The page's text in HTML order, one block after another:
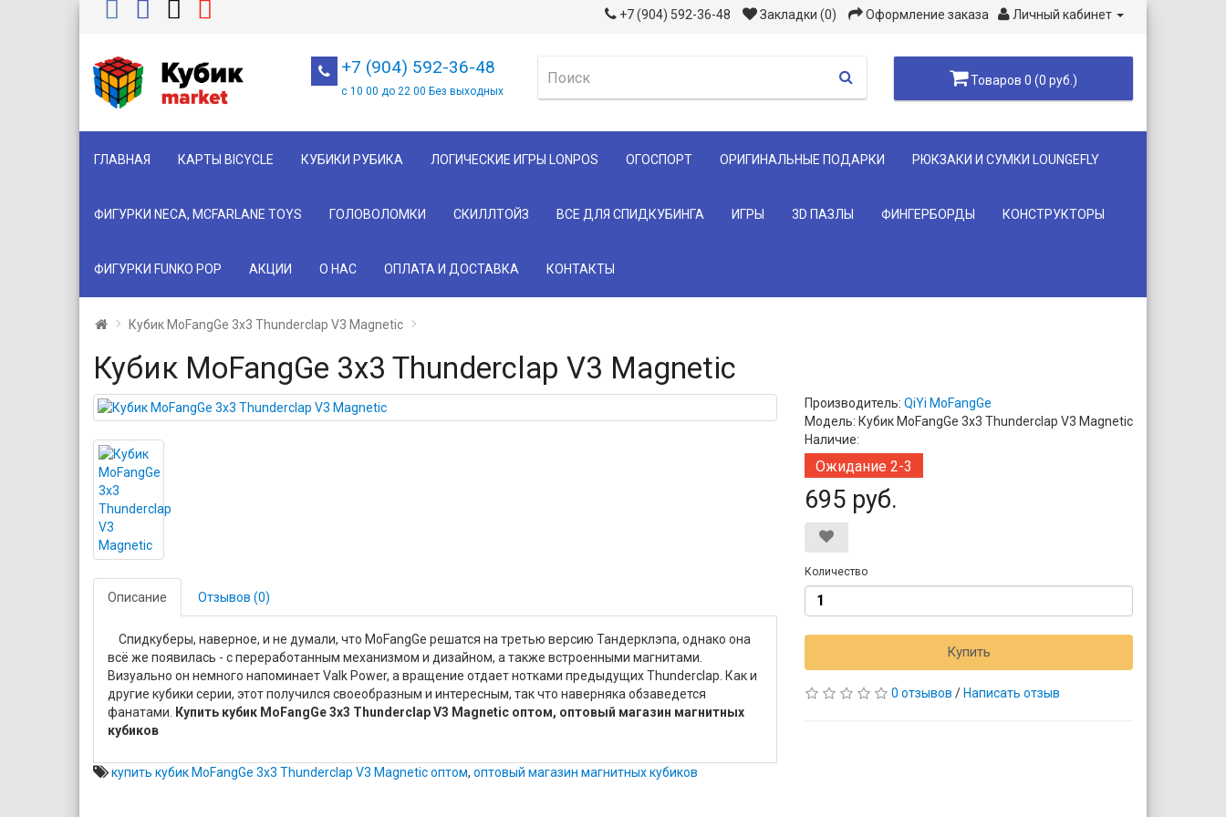
+7 (904) 592-36-48 Закладки (0) Оформление заказа Личный кабинет
+7 (904) 592-36-48
с 10 00 до 22 00 Без выходных
Товаров 0 (0 руб.)
ГЛАВНАЯ КАРТЫ BICYCLE КУБИКИ РУБИКА ЛОГИЧЕСКИЕ ИГРЫ LONPOS ОГОСПОРТ ОРИГИНАЛЬНЫЕ ПОДАРКИ РЮКЗАКИ И СУМКИ LOUNGEFLY
ФИГУРКИ NECA, MCFARLANE TOYS ГОЛОВОЛОМКИ СКИЛЛТОЙЗ ВСЕ ДЛЯ СПИДКУБИНГА ИГРЫ 3D ПАЗЛЫ ФИНГЕРБОРДЫ КОНСТРУКТОРЫ
ФИГУРКИ FUNKO POP АКЦИИ О НАС ОПЛАТА И ДОСТАВКА КОНТАКТЫ
Кубик MoFangGe 3x3 Thunderclap V3 Magnetic
Кубик MoFangGe 3x3 Thunderclap V3 Magnetic
Описание Отзывов (0)
Спидкуберы, наверное, и не думали, что MoFangGe решатся на третью версию Тандерклэпа, однако она
всё же появилась - с переработанным механизмом и дизайном, а также встроенными магнитами.
Визуально он немного напоминает Valk Power, а вращение отдает нотками предыдущих Thunderclap. Как и
другие кубики серии, этот получился своеобразным и интересным, так что наверняка обзаведется
фанатами.
Купить кубик MoFangGe 3x3 Thunderclap V3 Magnetic оптом, оптовый магазин магнитных
кубиков
Производитель: QiYi MoFangGe
Модель: Кубик MoFangGe 3x3 Thunderclap V3 Magnetic
Наличие:
Ожидание 2-3
дня
695 руб.
Количество
Купить
0 отзывов / Написать отзыв
купить кубик MoFangGe 3x3 Thunderclap V3 Magnetic оптом, оптовый магазин магнитных кубиков